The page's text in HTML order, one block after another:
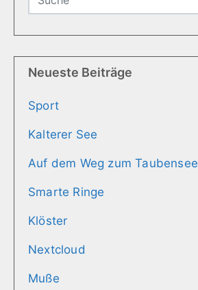
Neueste Beiträge
Sport
Kalterer See
Auf dem Weg zum Taubensee
Smarte Ringe
Klöster
Nextcloud
Muße